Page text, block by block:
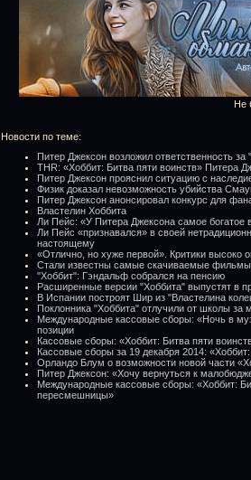
Не
Новости по теме:
Питер Джексон возложил ответственность
THR: «Хоббит: Битва пяти воинств» Питера
Питер Джексон прояснил ситуацию с
Физик доказал невозможность убийства
Питер Джексон анонсировал конкурс для
Властелин Хоббита
Ли Пейс: «У Питера Джексона самое богатое
Ли Пейс «признавался» в своей
настоящему
«Отлично, но хуже первой». Критики высоко
Стали известны самые скачиваемые фильмы
"Хоббит": Гэндальф собрался на пенсию
Расширенные версии "Хоббита" выпустят в
В Испании построят Шир из "Властелина
Поклонника "Хоббита" отлучили от школы за
Международные кассовые сборы: «Ночь в
позиции
Кассовые сборы: «Хоббит: Битва пяти
Кассовые сборы за 19 декабря 2014:
Орландо Блум о возможности новой части
Питер Джексон: «Хочу вернуться к
Международные кассовые сборы: «Хоббит:
пересмешницы»